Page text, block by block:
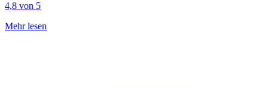
4,8 von 5
Mehr lesen